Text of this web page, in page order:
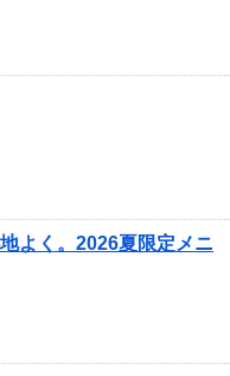
よく。2026夏限定メニ